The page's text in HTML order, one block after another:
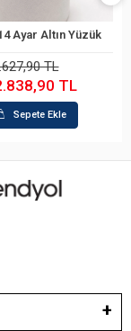
Sepete
Ovalis 14 Ayar
28.316,56 TL
21.005,71